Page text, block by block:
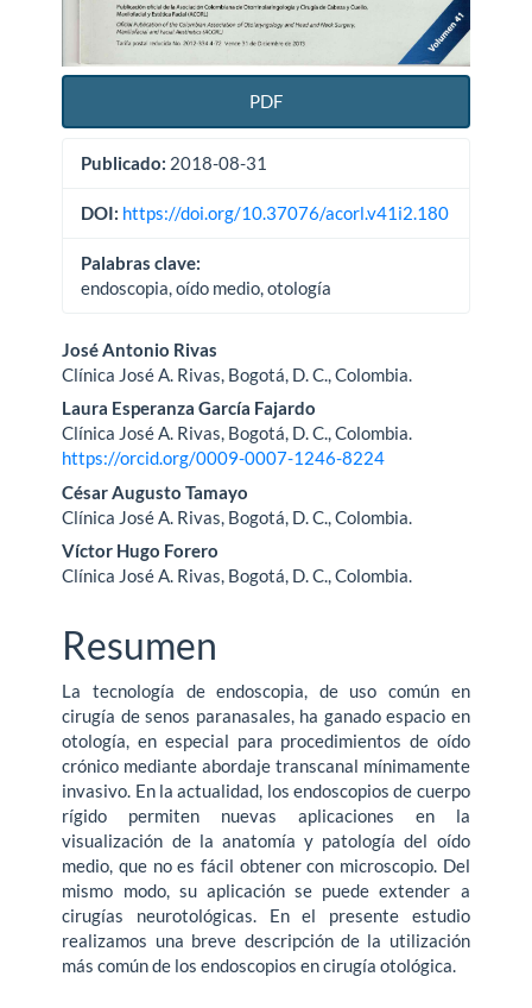
PDF
Publicado: 2018-08-31
DOI: https://doi.org/10.37076/acorl.v41i2.180
Palabras clave:
endoscopia, oído medio, otología
Contenido
principal
del
artículo
José Antonio Rivas
Clínica José A. Rivas, Bogotá, D. C., Colombia.
Laura Esperanza García Fajardo
Clínica José A. Rivas, Bogotá, D. C., Colombia.
https://orcid.org/0009-0007-1246-8224
César Augusto Tamayo
Clínica José A. Rivas, Bogotá, D. C., Colombia.
Víctor Hugo Forero
Clínica José A. Rivas, Bogotá, D. C., Colombia.
Resumen
La tecnología de endoscopia, de uso común en
cirugía de senos paranasales, ha ganado espacio en
otología, en especial para procedimientos de oído
crónico mediante abordaje transcanal mínimamente
invasivo. En la actualidad, los endoscopios de cuerpo
rígido permiten nuevas aplicaciones en la
visualización de la anatomía y patología del oído
medio, que no es fácil obtener con microscopio. Del
mismo modo, su aplicación se puede extender a
cirugías neurotológicas. En el presente estudio
realizamos una breve descripción de la utilización
más común de los endoscopios en cirugía otológica.